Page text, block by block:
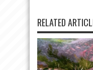
RELATED